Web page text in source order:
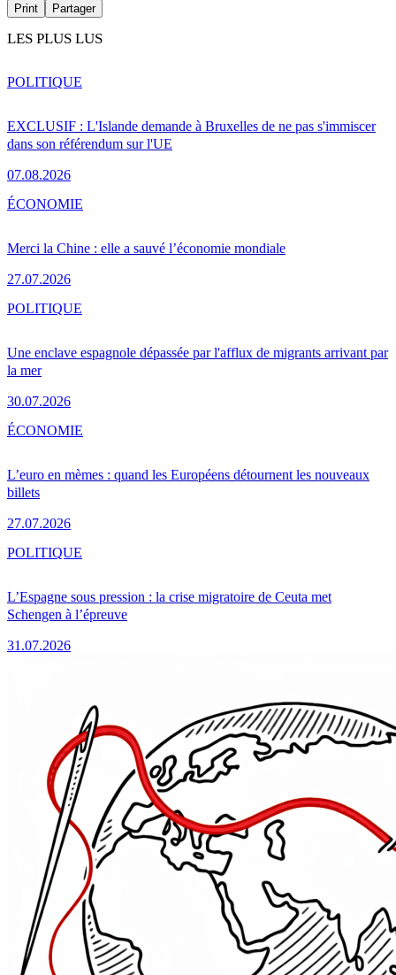
Print Partager
LES PLUS LUS
EXCLUSIF : L'Islande demande à Bruxelles de ne pas s'immiscer
dans son référendum sur l'UE
07.08.2026
POLITIQUE
Merci la Chine : elle a sauvé l’économie mondiale
27.07.2026
ÉCONOMIE
Une enclave espagnole dépassée par l'afflux de migrants arrivant par
la mer
30.07.2026
POLITIQUE
L’euro en mèmes : quand les Européens détournent les nouveaux
billets
27.07.2026
ÉCONOMIE
L’Espagne sous pression : la crise migratoire de Ceuta met
Schengen à l’épreuve
31.07.2026
POLITIQUE